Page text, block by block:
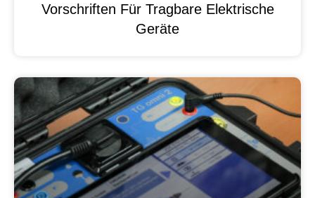
Vorschriften Für Tragbare Elektrische
Geräte